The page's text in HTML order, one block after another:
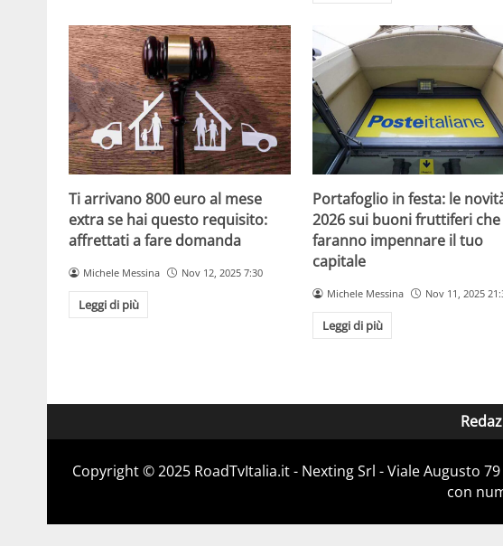
Ti arrivano 800 euro al mese
extra se hai questo requisito:
affrettati a fare domanda
Michele Messina Nov 12, 2025 7:30
Leggi di più
Portafoglio in festa: le
2026 sui buoni fruttiferi che
faranno impennare il tuo
capitale
Michele Messina Nov 11, 2025
Leggi di più
Copyright ©️ 2025 RoadTvItalia.it - Nexting Srl - Viale Augusto
con